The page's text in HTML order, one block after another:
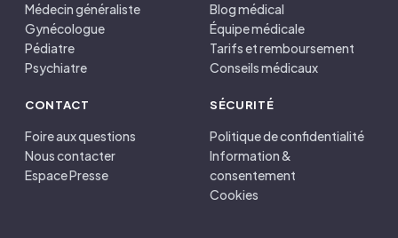
Médecin généraliste
Gynécologue
Pédiatre
Psychiatre
Blog médical
Équipe médicale
Tarifs et remboursement
Conseils médicaux
CONTACT
Foire aux questions
Nous contacter
Espace Presse
SÉCURITÉ
Politique de confidentialité
Information &
consentement
Cookies